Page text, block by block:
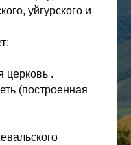
уйгурского и
церковь .
(построенная